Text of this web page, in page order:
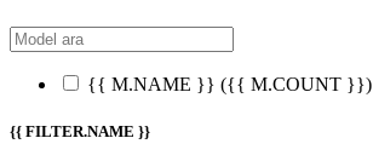
{{ M.NAME }} ({{ M.COUNT }})
{{ FILTER.NAME }}